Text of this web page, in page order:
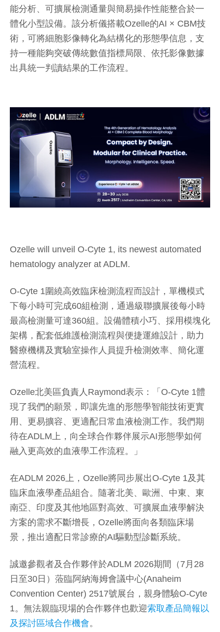
能分析、可擴展檢測通量與簡易操作性能整合於一
體化小型設備。該分析儀搭載Ozelle的AI × CBM技
術，可將細胞影像轉化為結構化的形態學信息，支
持一種能夠突破傳統數值指標局限、依托影像數據
出具統一判讀結果的工作流程。
Ozelle will unveil O-Cyte 1, its newest automated
hematology analyzer at ADLM.
O-Cyte 1圍繞高效臨床檢測流程而設計，單機模式
下每小時可完成60組檢測，通過級聯擴展後每小時
最高檢測量可達360組。設備體積小巧、採用模塊化
架構，配套低維護檢測流程與便捷運維設計，助力
醫療機構及實驗室操作人員提升檢測效率、簡化運
營流程。
Ozelle北美區負責人Raymond表示：「O-Cyte 1體
現了我們的願景，即讓先進的形態學智能技術更實
用、更易擴容、更適配日常血液檢測工作。我們期
待在ADLM上，向全球合作夥伴展示AI形態學如何
融入更高效的血液學工作流程。」
在ADLM 2026上，Ozelle將同步展出O-Cyte 1及其
臨床血液學產品組合。隨著北美、歐洲、中東、東
南亞、印度及其他地區對高效、可擴展血液學解決
方案的需求不斷增長，Ozelle將面向各類臨床場
景，推出適配日常診療的AI驅動型診斷系統。
誠邀參觀者及合作夥伴於ADLM 2026期間（7月28
日至30日）蒞臨阿納海姆會議中心(Anaheim
Convention Center) 2517號展台，親身體驗O-Cyte
1。無法親臨現場的合作夥伴也歡迎索取產品簡報以
及探討區域合作機會。